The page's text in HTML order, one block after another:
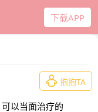
下载APP
 抱抱TA
以当面治疗的